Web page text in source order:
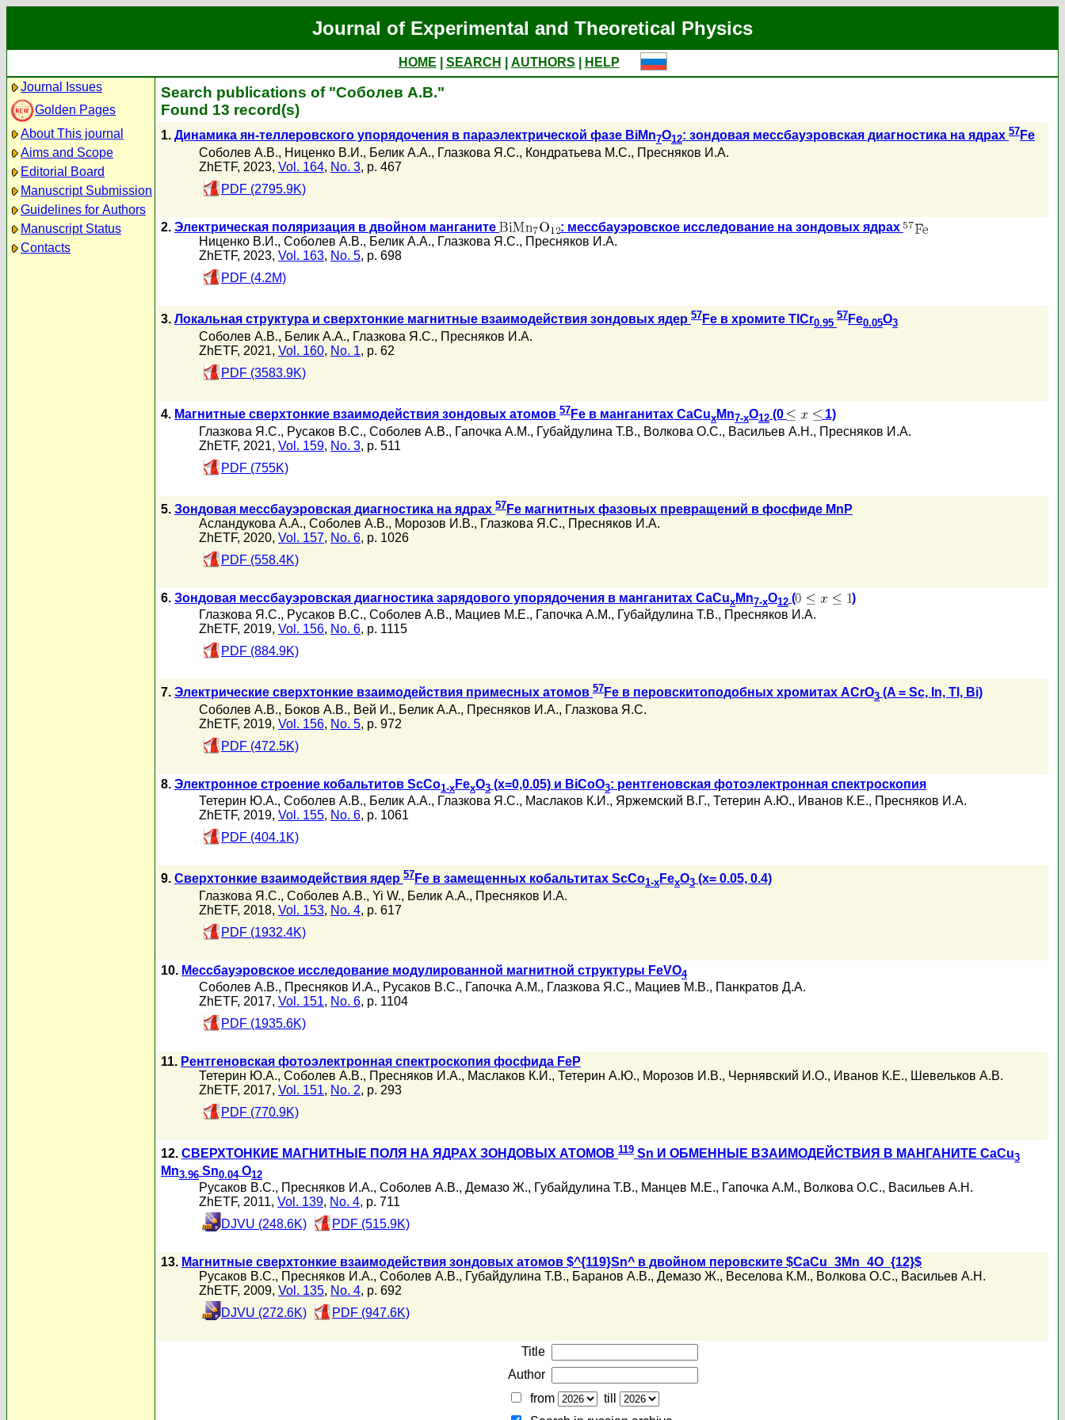
Journal of Experimental and Theoretical Physics
HOME SEARCH AUTHORS
HELP
Journal Issues
Golden Pages
About This journal
Aims and Scope
Editorial Board
Manuscript Submission
Guidelines for Authors
Manuscript Status
Contacts
Search publications of "Соболев А.В."
Found 13 record(s)
1. Динамика ян-теллеровского упорядочения в параэлектрической фазе BiMn7O12: зондовая мессбауэровская диагностика на ядрах 57 Fe
Соболев А.В., Ниценко В.И., Белик А.А., Глазкова Я.С., Кондратьева М.С., Пресняков И.А.
ZhETF, 2023, Vol. 164, No. 3, p. 467
PDF (2795.9K)
2. Электрическая поляризация в двойном манганите
: мессбауэровское исследование на зондовых ядрах
Ниценко В.И., Соболев А.В., Белик А.А., Глазкова Я.С., Пресняков И.А.
ZhETF, 2023, Vol. 163, No. 5, p. 698
PDF (4.2M)
3. Локальная структура и сверхтонкие магнитные взаимодействия зондовых ядер 57 Fe в хромите TlCr0.95
57 Fe0.05O3
Соболев А.В., Белик А.А., Глазкова Я.С., Пресняков И.А.
ZhETF, 2021, Vol. 160, No. 1, p. 62
PDF (3583.9K)
4. Магнитные сверхтонкие взаимодействия зондовых атомов 57 Fe в манганитах CaCux Mn7-xO12 (0
1)
Глазкова Я.С., Русаков В.С., Соболев А.В., Гапочка А.М., Губайдулина Т.В., Волкова О.С., Васильев А.Н., Пресняков И.А.
ZhETF, 2021, Vol. 159, No. 3, p. 511
PDF (755K)
5. Зондовая мессбауэровская диагностика на ядрах 57 Fe магнитных фазовых превращений в фосфиде MnP
Асландукова А.А., Соболев А.В., Морозов И.В., Глазкова Я.С., Пресняков И.А.
ZhETF, 2020, Vol. 157, No. 6, p. 1026
PDF (558.4K)
6. Зондовая мессбауэровская диагностика зарядового упорядочения в манганитах CaCux Mn7-xO12 (
)
Глазкова Я.С., Русаков В.С., Соболев А.В., Мациев М.Е., Гапочка А.М., Губайдулина Т.В., Пресняков И.А.
ZhETF, 2019, Vol. 156, No. 6, p. 1115
PDF (884.9K)
7. Электрические сверхтонкие взаимодействия примесных атомов 57 Fe в перовскитоподобных хромитах ACrO3 (A = Sc, In, Tl, Bi)
Соболев А.В., Боков А.В., Вей И., Белик А.А., Пресняков И.А., Глазкова Я.С.
ZhETF, 2019, Vol. 156, No. 5, p. 972
PDF (472.5K)
8. Электронное строение кобальтитов ScCo1-x FexO3 (x=0,0.05) и BiCoO3: рентгеновская фотоэлектронная спектроскопия
Тетерин Ю.А., Соболев А.В., Белик А.А., Глазкова Я.С., Маслаков К.И., Яржемский В.Г., Тетерин А.Ю., Иванов К.Е., Пресняков И.А.
ZhETF, 2019, Vol. 155, No. 6, p. 1061
PDF (404.1K)
9. Сверхтонкие взаимодействия ядер 57 Fe в замещенных кобальтитах ScCo1-x FexO3 (x= 0.05, 0.4)
Глазкова Я.С., Соболев А.В., Yi W., Белик А.А., Пресняков И.А.
ZhETF, 2018, Vol. 153, No. 4, p. 617
PDF (1932.4K)
10. Мессбауэровское исследование модулированной магнитной структуры FeVO4
Соболев А.В., Пресняков И.А., Русаков В.С., Гапочка А.М., Глазкова Я.С., Мациев М.В., Панкратов Д.А.
ZhETF, 2017, Vol. 151, No. 6, p. 1104
PDF (1935.6K)
11. Рентгеновская фотоэлектронная спектроскопия фосфида FeP
Тетерин Ю.А., Соболев А.В., Пресняков И.А., Маслаков К.И., Тетерин А.Ю., Морозов И.В., Чернявский И.О., Иванов К.Е., Шевельков А.В.
ZhETF, 2017, Vol. 151, No. 2, p. 293
PDF (770.9K)
12. СВЕРХТОНКИЕ МАГНИТНЫЕ ПОЛЯ НА ЯДРАХ ЗОНДОВЫХ АТОМОВ 119 Sn И ОБМЕННЫЕ ВЗАИМОДЕЙСТВИЯ В МАНГАНИТЕ CaCu3
Mn3.96 Sn0.04 O12
Русаков В.С., Пресняков И.А., Соболев А.В., Демазо Ж., Губайдулина Т.В., Манцев М.Е., Гапочка А.М., Волкова О.С., Васильев А.Н.
ZhETF, 2011, Vol. 139, No. 4, p. 711
DJVU (248.6K)
PDF (515.9K)
13. Магнитные сверхтонкие взаимодействия зондовых атомов $^{119}Sn^ в двойном перовските $CaCu_3Mn_4O_{12}$
Русаков В.С., Пресняков И.А., Соболев А.В., Губайдулина Т.В., Баранов А.В., Демазо Ж., Веселова К.М., Волкова О.С., Васильев А.Н.
ZhETF, 2009, Vol. 135, No. 4, p. 692
DJVU (272.6K)
PDF (947.6K)
Title
Author
from
till